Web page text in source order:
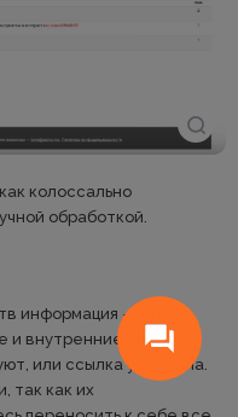
колоссально
обработкой.
информация – битые
и внутренние. Это
или ссылка устарела.
так как их